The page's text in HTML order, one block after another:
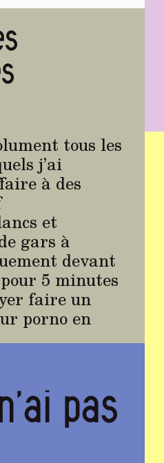
tous les
j’ai
à des
et
gars à
devant
5 minutes
faire un
porno en
pas